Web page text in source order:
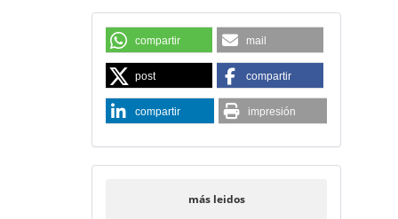
compartir mail
post compartir
compartir impresión
más leidos